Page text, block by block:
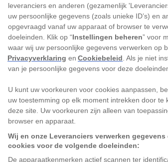
de Middeleeuwen een grote invloed
Ook liefde en lust werden aan
met wie en zelfs in welke
mochten hebben, was nauwkeurig
waren middeleeuwers minder preuts
bronnen staan vol verhalen
verboden relaties en zelfs seks in de
leveranciers en anderen (gezamenlijk
uw persoonlijke gegevens (zoals unieke ID’s) en
opgevraagd vanaf uw apparaat of browser te
doeleinden. Klik op “Instellingen beheren” voor
waar wij uw persoonlijke gegevens verwerken op
Privacyverklaring enCookiebeleid . Als je niet
van je persoonlijke gegevens voor deze
U kunt uw voorkeuren voor cookies aanpassen,
uw toestemming op elk moment intrekken door
deze site. Uw voorkeuren zijn alleen van
browser en apparaat.
Wij en onze Leveranciers verwerken
cookies voor de volgende doeleinden:
De apparaatkenmerken actief scannen ter